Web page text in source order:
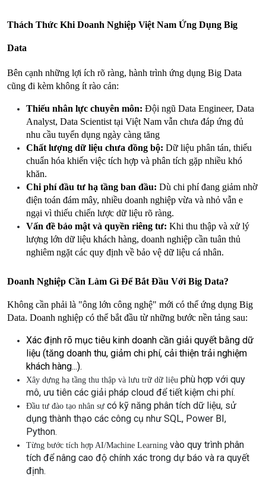
Thách Thức Khi Doanh Nghiệp Việt Nam Ứng Dụng Big
Data
Bên cạnh những lợi ích rõ ràng, hành trình ứng dụng Big Data
cũng đi kèm không ít rào cản:
Thiếu nhân lực chuyên môn: Đội ngũ Data Engineer, Data
Analyst, Data Scientist tại Việt Nam vẫn chưa đáp ứng đủ
nhu cầu tuyển dụng ngày càng tăng
Chất lượng dữ liệu chưa đồng bộ: Dữ liệu phân tán, thiếu
chuẩn hóa khiến việc tích hợp và phân tích gặp nhiều khó
khăn.
Chi phí đầu tư hạ tầng ban đầu: Dù chi phí đang giảm nhờ
điện toán đám mây, nhiều doanh nghiệp vừa và nhỏ vẫn e
ngại vì thiếu chiến lược dữ liệu rõ ràng.
Vấn đề bảo mật và quyền riêng tư: Khi thu thập và xử lý
lượng lớn dữ liệu khách hàng, doanh nghiệp cần tuân thủ
nghiêm ngặt các quy định về bảo vệ dữ liệu cá nhân.
Doanh Nghiệp Cần Làm Gì Để Bắt Đầu Với Big Data?
Không cần phải là "ông lớn công nghệ" mới có thể ứng dụng Big
Data. Doanh nghiệp có thể bắt đầu từ những bước nền tảng sau:
Xác định rõ mục tiêu kinh doanh cần giải quyết bằng dữ
liệu (tăng doanh thu, giảm chi phí, cải thiện trải nghiệm
khách hàng...).
Xây dựng hạ tầng thu thập và lưu trữ dữ liệu phù hợp với quy
mô, ưu tiên các giải pháp cloud để tiết kiệm chi phí.
Đầu tư đào tạo nhân sự có kỹ năng phân tích dữ liệu, sử
dụng thành thạo các công cụ như SQL, Power BI,
Python.
Từng bước tích hợp AI/Machine Learning vào quy trình phân
tích để nâng cao độ chính xác trong dự báo và ra quyết
định.